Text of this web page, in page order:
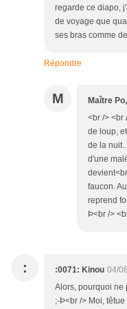
regarde ce diapo,
de voyage que
ses bras comme
Répondre
M Maître
<br /> <br
de loup,
de la
d'une
faucon.
reprend
Þ<br />
: :0071: Kinou 04/
Alors, pourquoi ne
;-Þ<br /> Moi,